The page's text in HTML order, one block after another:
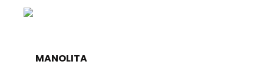
MANOLITA